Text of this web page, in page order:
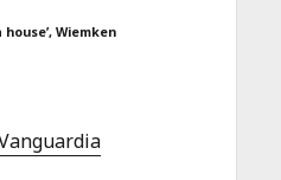
Wiemken